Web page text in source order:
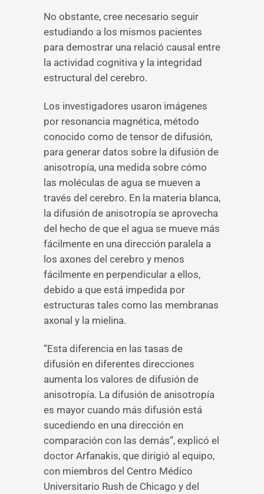
No obstante, cree necesario seguir
estudiando a los mismos pacientes
para demostrar una relació causal entre
la actividad cognitiva y la integridad
estructural del cerebro.
Los investigadores usaron imágenes
por resonancia magnética, método
conocido como de tensor de difusión,
para generar datos sobre la difusión de
anisotropía, una medida sobre cómo
las moléculas de agua se mueven a
través del cerebro. En la materia blanca,
la difusión de anisotropía se aprovecha
del hecho de que el agua se mueve más
fácilmente en una dirección paralela a
los axones del cerebro y menos
fácilmente en perpendicular a ellos,
debido a que está impedida por
estructuras tales como las membranas
axonal y la mielina.
“Esta diferencia en las tasas de
difusión en diferentes direcciones
aumenta los valores de difusión de
anisotropía. La difusión de anisotropía
es mayor cuando más difusión está
sucediendo en una dirección en
comparación con las demás”, explicó el
doctor Arfanakis, que dirigió al equipo,
con miembros del Centro Médico
Universitario Rush de Chicago y del